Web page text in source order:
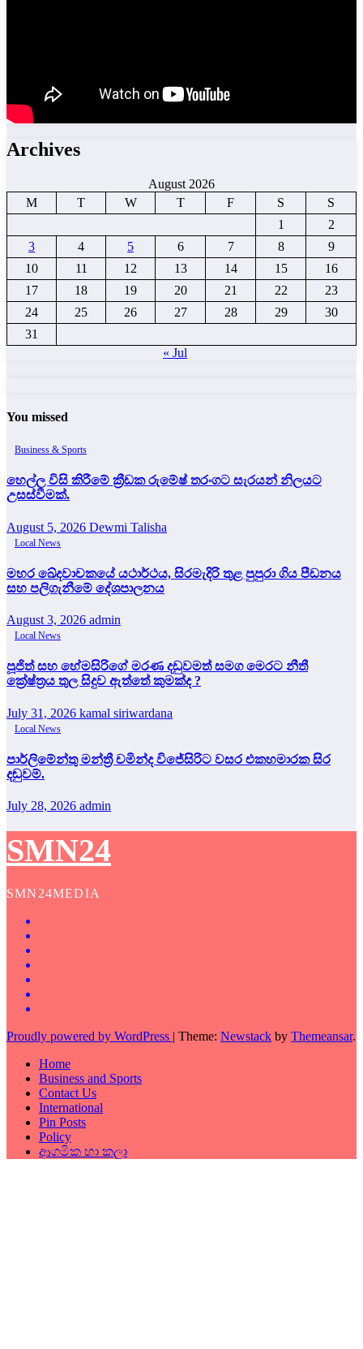
Archives
August 2026
M
T W T F S
S
1
2
3
4 5 6 7 8
9
10
11 12 13 14 15
16
17
18 19 20 21 22
23
24
25 26 27 28 29
30
31
« Jul
You missed
Business & Sports
හෙල්ල විසි කිරීමේ ක්‍රීඩක රුමේෂ් තරංගට සැරයන් නිලයට
උසස්වීමක්.
August 5, 2026 Dewmi Talisha
Local News
මහර ඛේදවාචකයේ යථාර්ථය, සිරමැදිරි තුළ පුපුරා ගිය පීඩනය
සහ පලිගැනීමේ දේශපාලනය
August 3, 2026 admin
Local News
පූජිත් සහ හේමසිරිගේ මරණ දඩුවමත් සමග මෙරට නීතී
ක්‍රේෂ්ත්‍රය තුල සිදුව ඇත්තේ කුමක්ද ?
July 31, 2026 kamal siriwardana
Local News
පාර්ලිමේන්තු මන්ත්‍රී චමින්ද විජේසිරිට වසර එකහමාරක සිර
දඬුවම්.
July 28, 2026 admin
SMN24
SMN24MEDIA
Proudly powered by WordPress | Theme: Newstack by Themeansar.
Home
Business and Sports
Contact Us
International
Pin Posts
Policy
ආගමික හා කලා